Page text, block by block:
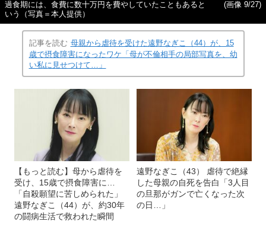
過食期には、食費に数十万円を費やしていたこともあると
いう（写真＝本人提供）
(画像 9/27)
記事を読む 母親から虐待を受けた遠野なぎこ（44）が、15
歳で摂食障害になったワケ「母が不倫相手の局部写真を、幼
い私に見せつけて…」
【もっと読む】母から虐待を
受け、15歳で摂食障害に…
「自殺願望に苦しめられた」
遠野なぎこ（44）が、約30年
の闘病生活で救われた瞬間
遠野なぎこ（43） 虐待で絶縁
した母親の自死を告白「3人目
の旦那がガンで亡くなった次
の日…」